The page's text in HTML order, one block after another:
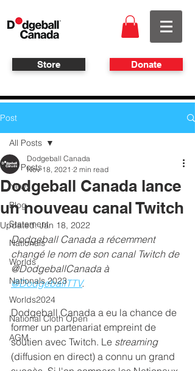
Store Donate
Post
All Posts
News
Blog
Statement
Nationals
Worlds
Nationals 2023
Worlds2024
National Cloth Open
AGM
All Posts
Dodgeball Canada lance
un nouveau canal Twitch
Dodgeball Canada
Nov 18, 2021 2 min read
Updated:Jan 18, 2022
Dodgeball Canada a récemment
changé le nom de son canal Twitch de
@DodgeballCanada à
@DodgeballTTV.
Dodgeball Canada a eu la chance de
former un partenariat empreint de
soutien avec Twitch. Le streaming
(diffusion en direct) a connu un grand